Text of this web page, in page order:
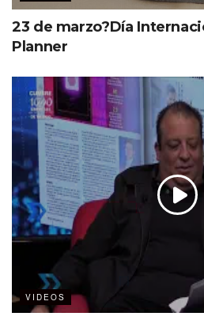
23 de marzo?Día
Planner
VIDEOS